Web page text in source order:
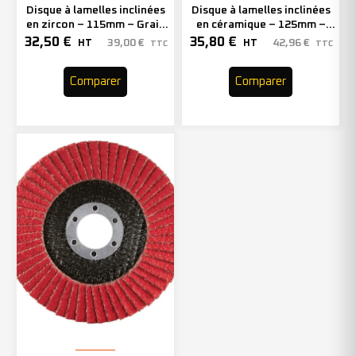
Disque à lamelles inclinées
en zircon – 115mm – Grain
60 – 208738 (x10)
32,50 € HT 39,00 € TTC
Comparer
Disque à lamelles inclinées
en céramique – 125mm –
Grain 80 – 208748 (x10)
35,80 € HT 42,96 € TTC
Comparer